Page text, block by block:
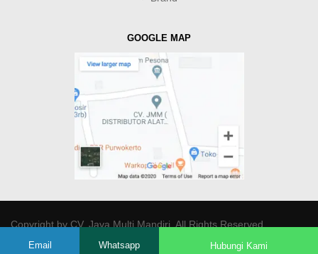
GOOGLE MAP
Copyright byCV. Java Multi Mandiri. All Rights Reserved.
Email Whatsapp Hubungi Kami